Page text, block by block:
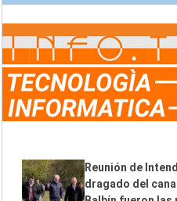
Reunión de
dragado del